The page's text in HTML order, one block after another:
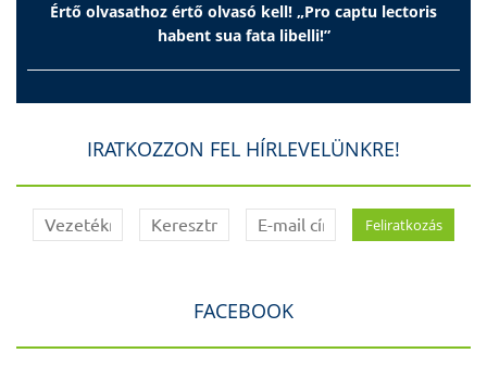
Értő olvasathoz értő olvasó kell! „Pro captu lectoris
habent sua fata libelli!”
IRATKOZZON FEL HÍRLEVELÜNKRE!
FACEBOOK